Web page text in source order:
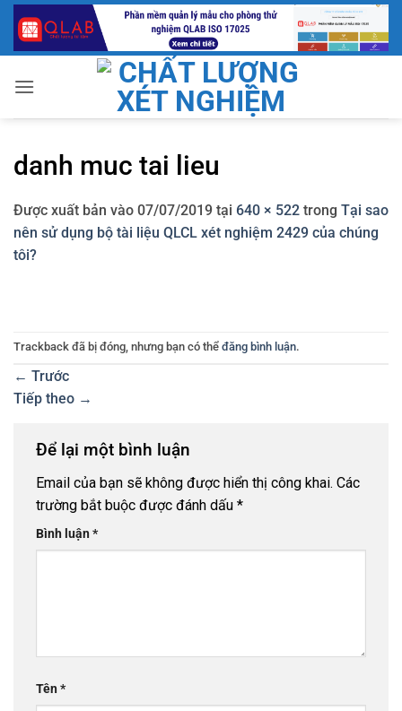
Bỏ
qua
nội
dung
danh muc tai lieu
Được xuất bản vào 07/07/2019 tại 640 × 522 trong Tại sao
nên sử dụng bộ tài liệu QLCL xét nghiệm 2429 của chúng
tôi?
Trackback đã bị đóng, nhưng bạn có thể đăng bình luận.
← Trước
Tiếp theo →
Để lại một bình luận
Email của bạn sẽ không được hiển thị công khai. Các
trường bắt buộc được đánh dấu *
Bình luận*
Tên*